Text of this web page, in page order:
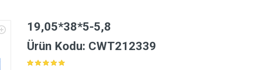
19,05*38*5-5,8
Ürün Kodu: CWT212339